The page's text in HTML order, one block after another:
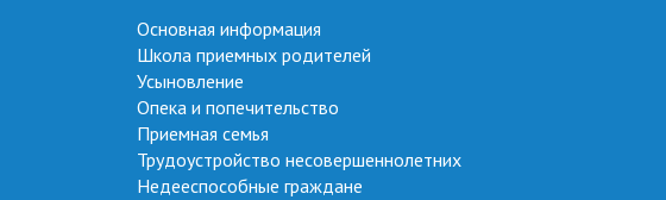
Основная информация
Школа приемных родителей
Усыновление
Опека и попечительство
Приемная семья
Трудоустройство несовершеннолетних
Недееспособные граждане